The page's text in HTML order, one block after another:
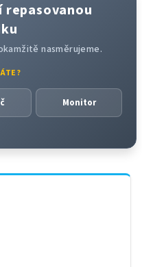
nasměrujeme.
Monitor